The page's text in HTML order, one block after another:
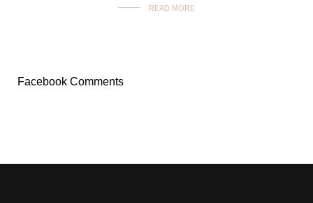
READ MORE
Facebook Comments